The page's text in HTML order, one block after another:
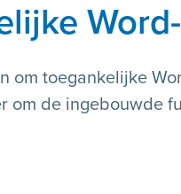
om toegankelijke
om de ingebouwde